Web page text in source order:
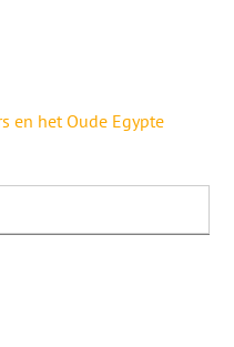
en het Oude Egypte